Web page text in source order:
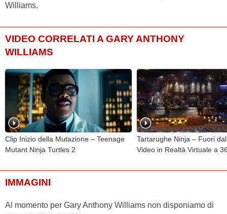
Williams.
VIDEO CORRELATI A GARY ANTHONY
WILLIAMS
Clip Inizio della Mutazione – Teenage
Mutant Ninja Turtles 2
Tartarughe Ninja – Fuori
Video in Realtà Virtuale a
IMMAGINI
Al momento per Gary Anthony Williams non disponiamo di